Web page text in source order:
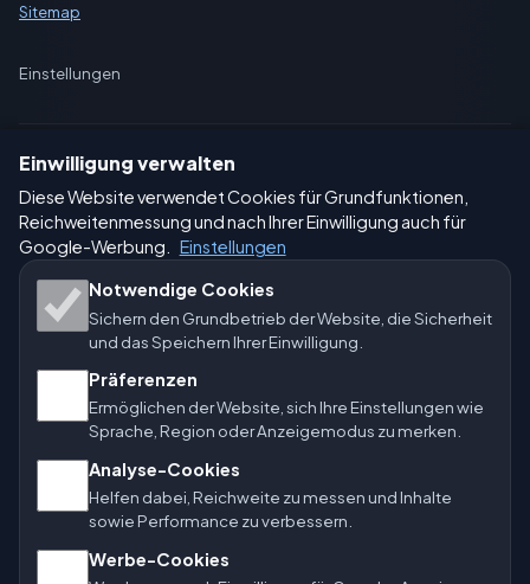
Sitemap
Einstellungen
🇩🇪 Wetter Deutschland
🇨🇭 Wetter Schweiz
Unsere Wetterseiten:
🇨🇿 Tschechien 🇭🇷 Kroatien 🇧🇬 Bulgarien
🇩🇪🇦🇹🇨🇭 Deutschland / Österreich / Schweiz
🌎 Lateinamerika und Spanien 🇮🇳 Süd- und Südostasien
🌍 Internationales Wetternetzwerk
|info@vorhersage.online
Einwilligung verwalten
Diese Website verwendet Cookies für Grundfunktionen,
Reichweitenmessung und nach Ihrer Einwilligung auch für
Google-Werbung.
Einstellungen
Notwendige Cookies
Sichern den Grundbetrieb der Website, die Sicherheit
und das Speichern Ihrer Einwilligung.
Präferenzen
Ermöglichen der Website, sich Ihre Einstellungen wie
Sprache, Region oder Anzeigemodus zu merken.
Analyse-Cookies
Helfen dabei, Reichweite zu messen und Inhalte
sowie Performance zu verbessern.
Werbe-Cookies